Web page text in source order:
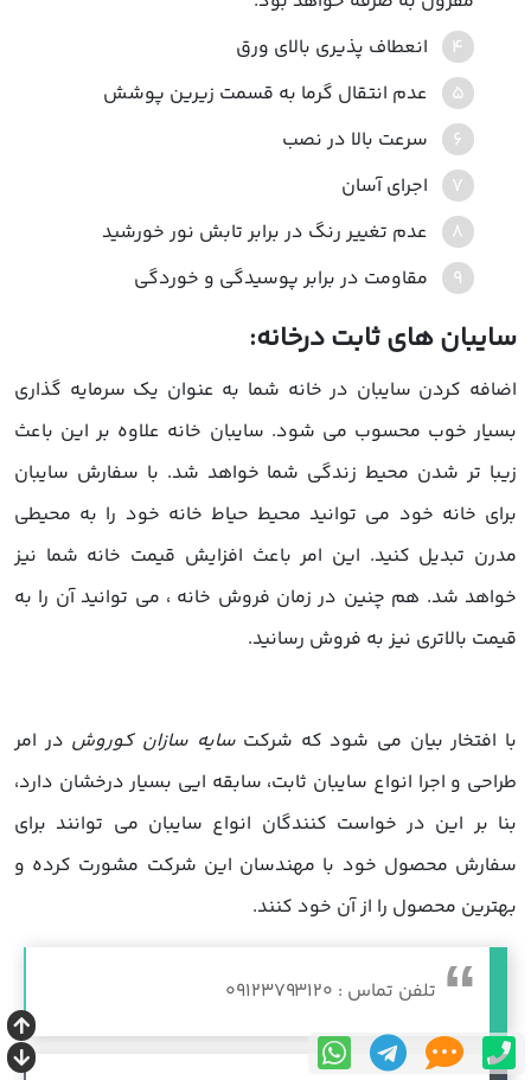
انعطاف پذیری بالای ورق
عدم انتقال گرما به قسمت زیرین پوشش
سرعت بالا در نصب
اجرای آسان
عدم تغییر رنگ در برابر تابش نور خورشید
مقاومت در برابر پوسیدگی و خوردگی
سایبان های ثابت درخانه:
اضافه کردن سایبان در خانه شما به عنوان یک سرمایه گذاری
بسیار خوب محسوب می شود. سایبان خانه علاوه بر این باعث
زیبا تر شدن محیط زندگی شما خواهد شد. با سفارش سایبان
برای خانه خود می توانید محیط حیاط خانه خود را به محیطی
مدرن تبدیل کنید. این امر باعث افزایش قیمت خانه شما نیز
خواهد شد. هم چنین در زمان فروش خانه ، می توانید آن را به
قیمت بالاتری نیز به فروش رسانید.
با افتخار بیان می شود که شرکتسایه سازان کوروش در امر
طراحی و اجرا انواع سایبان ثابت، سابقه ایی بسیار درخشان دارد،
بنا بر این در خواست کنندگان انواع سایبان می توانند برای
سفارش محصول خود با مهندسان این شرکت مشورت کرده و
بهترین محصول را از آن خود کنند.
تلفن تماس : 09123793120